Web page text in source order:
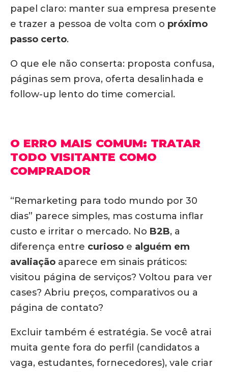
papel claro: manter sua empresa presente
e trazer a pessoa de volta com o próximo
passo certo.
O que ele não conserta: proposta confusa,
páginas sem prova, oferta desalinhada e
follow-up lento do time comercial.
O ERRO MAIS COMUM: TRATAR
TODO VISITANTE COMO
COMPRADOR
“Remarketing para todo mundo por 30
dias” parece simples, mas costuma inflar
custo e irritar o mercado. No B2B, a
diferença entre curioso e alguém em
avaliação aparece em sinais práticos:
visitou página de serviços? Voltou para ver
cases? Abriu preços, comparativos ou a
página de contato?
Excluir também é estratégia. Se você atrai
muita gente fora do perfil (candidatos a
vaga, estudantes, fornecedores), vale criar